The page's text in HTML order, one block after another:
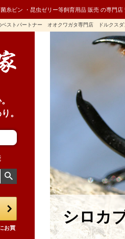
糸ビン ・昆虫ゼリー等飼育用品 販売 の専門
ベストパートナー オオクワガタ専門店 ドルクスダ
。
お買
シロカ